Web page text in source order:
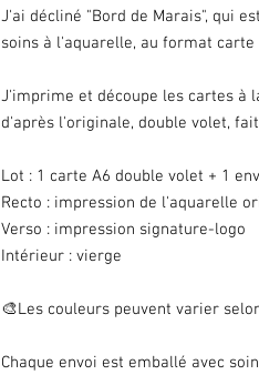
J'ai décliné "Bord de Marais", qui
soins à l'aquarelle, au format carte
J'imprime et découpe les cartes à
d'après l'originale, double volet,
Lot : 1 carte A6 double volet + 1
Recto : impression de l'aquarelle
Verso : impression signature-logo
Intérieur : vierge
🎨Les couleurs peuvent varier
Chaque envoi est emballé avec